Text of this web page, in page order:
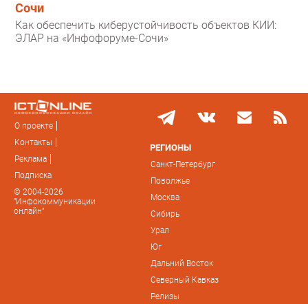
Сочи
Как обеспечить киберустойчивость объектов КИИ:
ЭЛАР на «Инфофоруме-Сочи»
О проекте
Контакты
Реклама
Подписка
© 2004-2026
"Инфокоммуникации
онлайн"
РЕГИОНЫ
Санкт-Петербург
Поволжье
Москва
Сибирь
Урал
Юг
Дальний Восток
Северный Кавказ
Релизы